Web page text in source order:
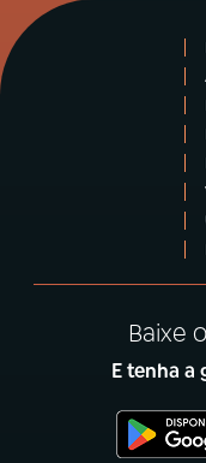
Baixe
E tenha a